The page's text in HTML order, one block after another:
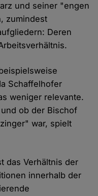
und seiner "engen
zumindest
Deren
Schaffelhofer
weniger relevante.
ob der Bischof
war, spielt
das Verhältnis der
innerhalb der